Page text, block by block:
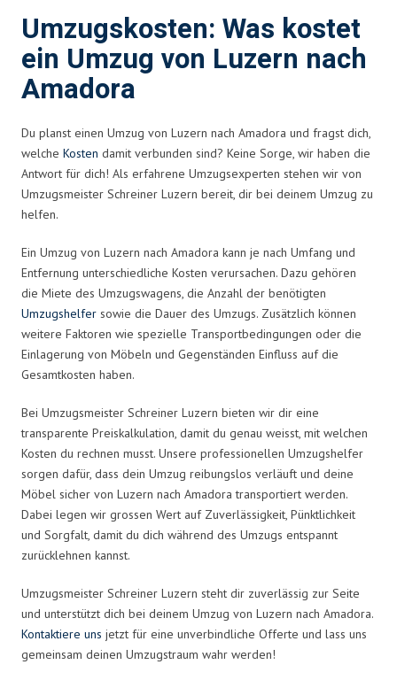
Umzugskosten: Was kostet
ein Umzug von Luzern nach
Amadora
Du planst einen Umzug von Luzern nach Amadora und fragst dich,
welche Kosten damit verbunden sind? Keine Sorge, wir haben die
Antwort für dich! Als erfahrene Umzugsexperten stehen wir von
Umzugsmeister Schreiner Luzern bereit, dir bei deinem Umzug zu
helfen.
Ein Umzug von Luzern nach Amadora kann je nach Umfang und
Entfernung unterschiedliche Kosten verursachen. Dazu gehören
die Miete des Umzugswagens, die Anzahl der benötigten
Umzugshelfer sowie die Dauer des Umzugs. Zusätzlich können
weitere Faktoren wie spezielle Transportbedingungen oder die
Einlagerung von Möbeln und Gegenständen Einfluss auf die
Gesamtkosten haben.
Bei Umzugsmeister Schreiner Luzern bieten wir dir eine
transparente Preiskalkulation, damit du genau weisst, mit welchen
Kosten du rechnen musst. Unsere professionellen Umzugshelfer
sorgen dafür, dass dein Umzug reibungslos verläuft und deine
Möbel sicher von Luzern nach Amadora transportiert werden.
Dabei legen wir grossen Wert auf Zuverlässigkeit, Pünktlichkeit
und Sorgfalt, damit du dich während des Umzugs entspannt
zurücklehnen kannst.
Umzugsmeister Schreiner Luzern steht dir zuverlässig zur Seite
und unterstützt dich bei deinem Umzug von Luzern nach Amadora.
Kontaktiere uns jetzt für eine unverbindliche Offerte und lass uns
gemeinsam deinen Umzugstraum wahr werden!